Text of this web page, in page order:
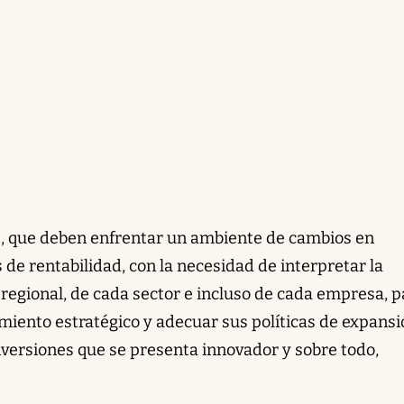
que deben enfrentar un ambiente de cambios en
de rentabilidad, con la necesidad de interpretar la
de cada sector e incluso de cada empresa,
estratégico y adecuar sus políticas de
que se presenta innovador y sobre todo,